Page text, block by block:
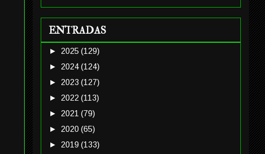
ENTRADAS
► 2025 (129)
► 2024 (124)
► 2023 (127)
► 2022 (113)
► 2021 (79)
► 2020 (65)
► 2019 (133)